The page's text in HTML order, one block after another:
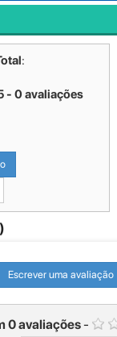
:
- 0 avaliações
Escrever uma avaliação
0avaliações-